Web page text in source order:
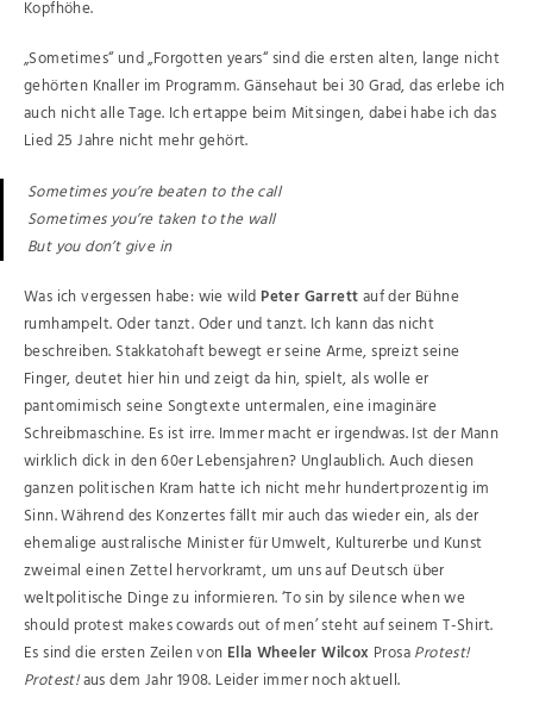
Kopfhöhe.
„Sometimes“ und „Forgotten years“ sind die ersten alten, lange nicht
gehörten Knaller im Programm. Gänsehaut bei 30 Grad, das erlebe ich
auch nicht alle Tage. Ich ertappe beim Mitsingen, dabei habe ich das
Lied 25 Jahre nicht mehr gehört.
Sometimes you’re beaten to the call
Sometimes you’re taken to the wall
But you don’t give in
Was ich vergessen habe: wie wild Peter Garrettauf der Bühne
rumhampelt. Oder tanzt. Oder und tanzt. Ich kann das nicht
beschreiben. Stakkatohaft bewegt er seine Arme, spreizt seine
Finger, deutet hier hin und zeigt da hin, spielt, als wolle er
pantomimisch seine Songtexte untermalen, eine imaginäre
Schreibmaschine. Es ist irre. Immer macht er irgendwas. Ist der Mann
wirklich dick in den 60er Lebensjahren? Unglaublich. Auch diesen
ganzen politischen Kram hatte ich nicht mehr hundertprozentig im
Sinn. Während des Konzertes fällt mir auch das wieder ein, als der
ehemalige australische Minister für Umwelt, Kulturerbe und Kunst
zweimal einen Zettel hervorkramt, um uns auf Deutsch über
weltpolitische Dinge zu informieren. ‘To sin by silence when we
should protest makes cowards out of men’ steht auf seinem T-Shirt.
Es sind die ersten Zeilen von Ella Wheeler Wilcox ProsaProtest!
Protest!aus dem Jahr 1908. Leider immer noch aktuell.